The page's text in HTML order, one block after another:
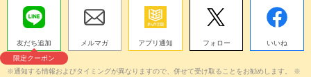
友だち追加
限定クーポン
メルマガ アプリ通知 フォロー いいね
※通知する情報およびタイミングが異なりますので、併せて受け取ることをお勧めします。 ※